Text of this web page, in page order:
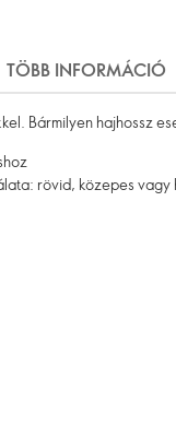
TÖBB INFORMÁCIÓ
Bármilyen hajhossz
rövid, közepes vagy